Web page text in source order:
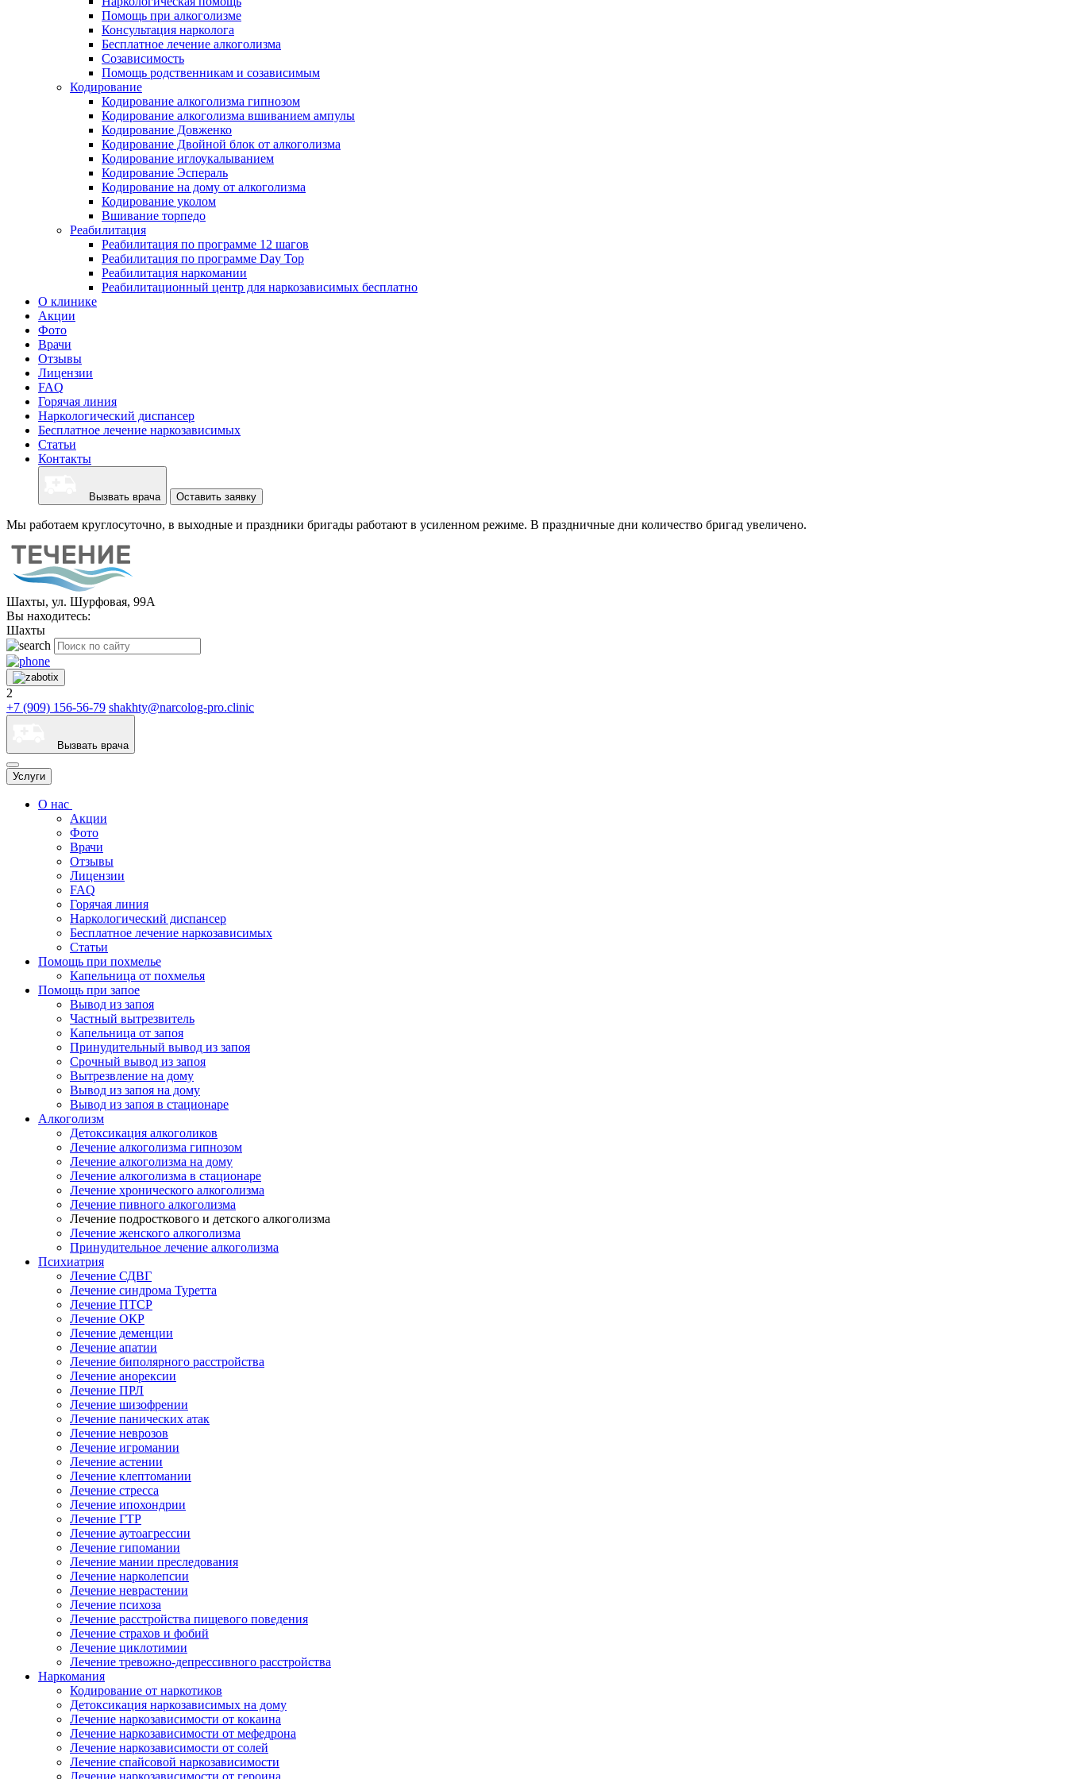
Помощь при алкоголизме
Консультация нарколога
Бесплатное лечение алкоголизма
Созависимость
Помощь родственникам и созависимым
Кодирование
Кодирование алкоголизма гипнозом
Кодирование алкоголизма вшиванием ампулы
Кодирование Довженко
Кодирование Двойной блок от алкоголизма
Кодирование иглоукалыванием
Кодирование Эспераль
Кодирование на дому от алкоголизма
Кодирование уколом
Вшивание торпедо
Реабилитация
Реабилитация по программе 12 шагов
Реабилитация по программе Day Top
Реабилитация наркомании
Реабилитационный центр для наркозависимых бесплатно
О клинике
Акции
Фото
Врачи
Отзывы
Лицензии
FAQ
Горячая линия
Наркологический диспансер
Бесплатное лечение наркозависимых
Статьи
Контакты
Вызвать врача Оставить заявку
Мы работаем круглосуточно, в выходные и праздники бригады работают в усиленном режиме. В праздничные дни количество бригад увеличено.
Шахты, ул. Шурфовая, 99А
Вы находитесь:
Шахты
2
+7 (909) 156-56-79 shakhty@narcolog-pro.clinic
Вызвать врача
Услуги
О нас
Акции
Фото
Врачи
Отзывы
Лицензии
FAQ
Горячая линия
Наркологический диспансер
Бесплатное лечение наркозависимых
Статьи
Помощь при похмелье
Капельница от похмелья
Помощь при запое
Вывод из запоя
Частный вытрезвитель
Капельница от запоя
Принудительный вывод из запоя
Срочный вывод из запоя
Вытрезвление на дому
Вывод из запоя на дому
Вывод из запоя в стационаре
Алкоголизм
Детоксикация алкоголиков
Лечение алкоголизма гипнозом
Лечение алкоголизма на дому
Лечение алкоголизма в стационаре
Лечение хронического алкоголизма
Лечение пивного алкоголизма
Лечение подросткового и детского алкоголизма
Лечение женского алкоголизма
Принудительное лечение алкоголизма
Психиатрия
Лечение СДВГ
Лечение синдрома Туретта
Лечение ПТСР
Лечение ОКР
Лечение деменции
Лечение апатии
Лечение биполярного расстройства
Лечение анорексии
Лечение ПРЛ
Лечение шизофрении
Лечение панических атак
Лечение неврозов
Лечение игромании
Лечение астении
Лечение клептомании
Лечение стресса
Лечение ипохондрии
Лечение ГТР
Лечение аутоагрессии
Лечение гипомании
Лечение мании преследования
Лечение нарколепсии
Лечение неврастении
Лечение психоза
Лечение расстройства пищевого поведения
Лечение страхов и фобий
Лечение циклотимии
Лечение тревожно-депрессивного расстройства
Наркомания
Кодирование от наркотиков
Детоксикация наркозависимых на дому
Лечение наркозависимости от кокаина
Лечение наркозависимости от мефедрона
Лечение наркозависимости от солей
Лечение спайсовой наркозависимости
Лечение наркозависимости от героина